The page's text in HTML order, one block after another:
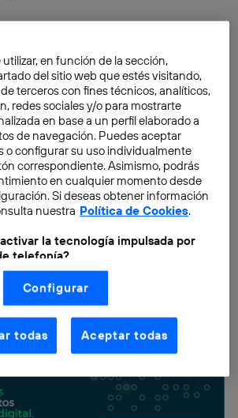
en función de la sección,
del sitio web que estés visitando,
terceros con fines técnicos, analíticos,
redes sociales y/o para mostrarte
en base a un perfil elaborado a
de navegación. Puedes aceptar
o configurar su uso individualmente
correspondiente. Asimismo, podrás
en cualquier momento desde
Si deseas obtener información
nuestra Política de Cookies.
la tecnología impulsada por
telefonía?
S.A., utilizamos la tecnología Utiq para
de marketing digital o análisis
en este aviso de consentimiento)
en nuestra(s) web(s)
cuando utilizas una conexión a
, proporcionada por una de las
participantes, y otorgas tu
está diseñada con la privacidad como
elección y control.
Configurar
todas Aceptar todas